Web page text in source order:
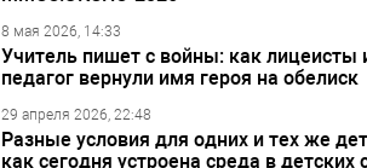
8 мая 2026, 14:33
Учитель пишет с войны: как лицеисты
педагог вернули имя героя на обелиск
29 апреля 2026, 22:48
Разные условия для одних и тех же
как сегодня устроена среда в детских